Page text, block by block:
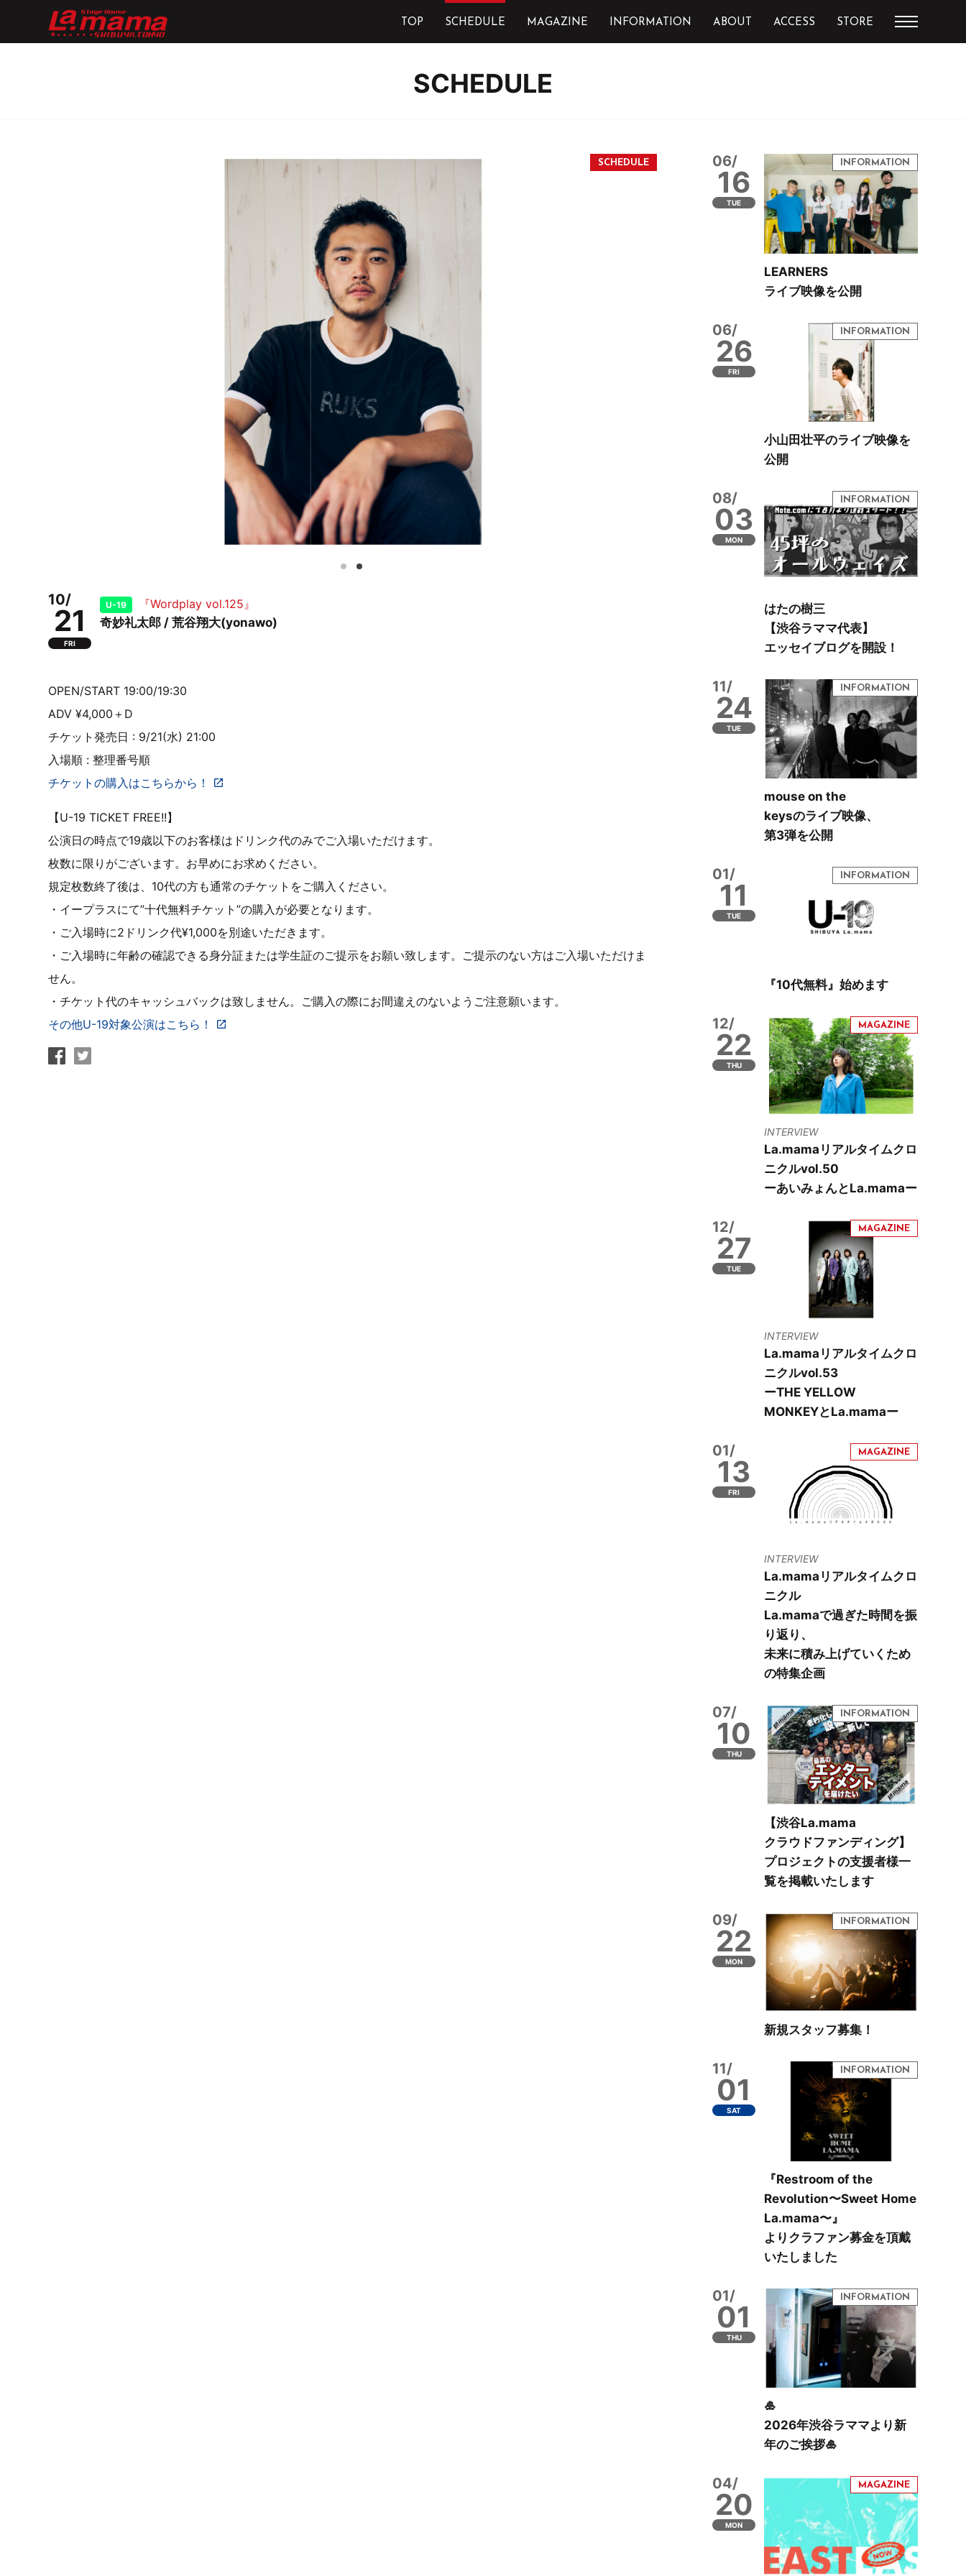
TOP SCHEDULE MAGAZINE INFORMATION ABOUT ACCESS STORE
SCHEDULE
10/
21
FRI
U-19
『Wordplay vol.125』
奇妙礼太郎 / 荒谷翔大(yonawo)
OPEN/START 19:00/19:30
ADV ¥4,000＋D
チケット発売日 : 9/21(水) 21:00
入場順 : 整理番号順
チケットの購入はこちらから！
【U-19 TICKET FREE!!】
公演日の時点で19歳以下のお客様はドリンク代のみでご入場いただけます。
枚数に限りがございます。お早めにお求めください。
規定枚数終了後は、10代の方も通常のチケットをご購入ください。
・イープラスにて”十代無料チケット”の購入が必要となります。
・ご入場時に2ドリンク代¥1,000を別途いただきます。
・ご入場時に年齢の確認できる身分証または学生証のご提示をお願い致します。ご提示のない方はご入場いただけま
せん。
・チケット代のキャッシュバックは致しません。ご購入の際にお間違えのないようご注意願います。
その他U-19対象公演はこちら！
06/
16
TUE
LEARNERS
ライブ映像を公開
06/
26
FRI
小山田壮平のライブ映像を
公開
08/
03
MON
はたの樹三
【渋谷ラママ代表】
エッセイブログを開設！
11/
24
TUE
mouse on the
keysのライブ映像、
第3弾を公開
01/
11
TUE
『10代無料』始めます
12/
22
THU
INTERVIEW
La.mamaリアルタイムクロ
ニクルvol.50
ーあいみょんとLa.mamaー
12/
27
TUE
INTERVIEW
La.mamaリアルタイムクロ
ニクルvol.53
ーTHE YELLOW
MONKEYとLa.mamaー
01/
13
FRI
INTERVIEW
La.mamaリアルタイムクロ
ニクル
La.mamaで過ぎた時間を振
り返り、
未来に積み上げていくため
の特集企画
07/
10
THU
【渋谷La.mama
クラウドファンディング】
プロジェクトの支援者様一
覧を掲載いたします
09/
22
MON
新規スタッフ募集！
11/
01
SAT
『Restroom of the
Revolution〜Sweet Home
La.mama〜』
よりクラファン募金を頂戴
いたしました
01/
01
THU
🎍
2026年渋谷ラママより新
年のご挨拶🎍
04/
20
MON